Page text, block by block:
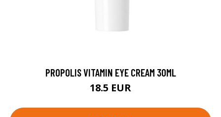
PROPOLIS VITAMIN EYE CREAM 30ML
18.5 EUR